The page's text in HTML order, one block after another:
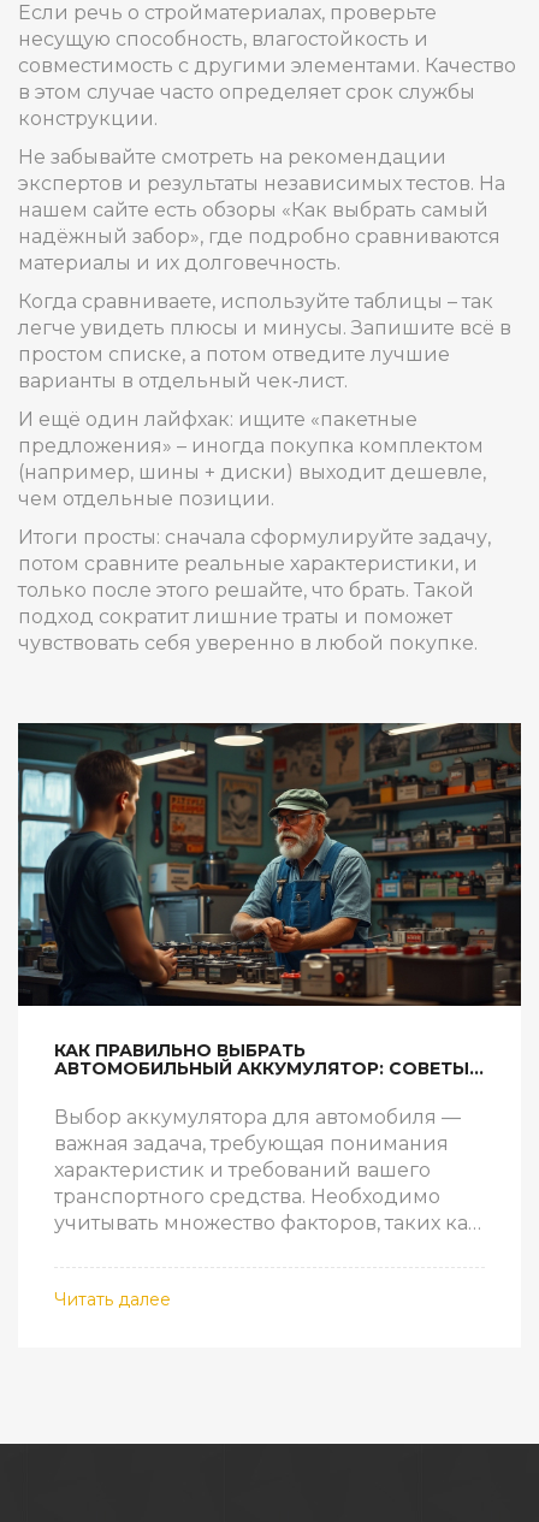
Если речь о стройматериалах, проверьте
несущую способность, влагостойкость и
совместимость с другими элементами. Качество
в этом случае часто определяет срок службы
конструкции.
Не забывайте смотреть на рекомендации
экспертов и результаты независимых тестов. На
нашем сайте есть обзоры «Как выбрать самый
надёжный забор», где подробно сравниваются
материалы и их долговечность.
Когда сравниваете, используйте таблицы – так
легче увидеть плюсы и минусы. Запишите всё в
простом списке, а потом отведите лучшие
варианты в отдельный чек‑лист.
И ещё один лайфхак: ищите «пакетные
предложения» – иногда покупка комплектом
(например, шины + диски) выходит дешевле,
чем отдельные позиции.
Итоги просты: сначала сформулируйте задачу,
потом сравните реальные характеристики, и
только после этого решайте, что брать. Такой
подход сократит лишние траты и поможет
чувствовать себя уверенно в любой покупке.
КАК ПРАВИЛЬНО ВЫБРАТЬ
АВТОМОБИЛЬНЫЙ АККУМУЛЯТОР: СОВЕТЫ
Выбор аккумулятора для автомобиля —
важная задача, требующая понимания
характеристик и требований вашего
транспортного средства. Необходимо
учитывать множество факторов, таких как
Рассмотрим основные этапы выбора
аккумулятора, чтобы избежать возможных
Читать далее